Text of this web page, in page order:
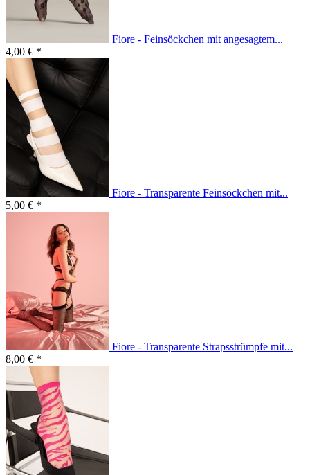
Fiore - Feinsöckchen mit angesagtem...
4,00 € *
Fiore - Transparente Feinsöckchen mit...
5,00 € *
Fiore - Transparente Strapsstrümpfe mit...
8,00 € *